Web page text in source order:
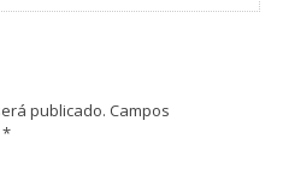
publicado. Campos
*